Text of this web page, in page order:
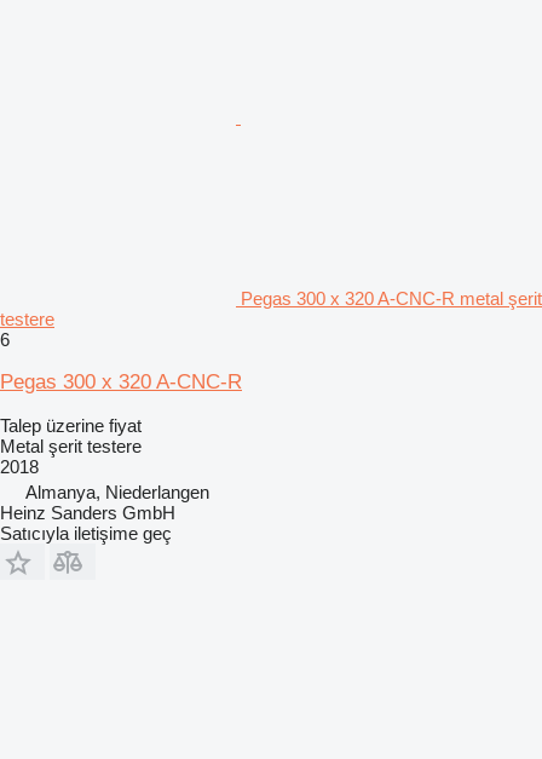
Pegas 300 x 320 A-CNC-R metal şerit
testere
6
Pegas 300 x 320 A-CNC-R
Talep üzerine fiyat
Metal şerit testere
2018
Almanya, Niederlangen
Heinz Sanders GmbH
Satıcıyla iletişime geç